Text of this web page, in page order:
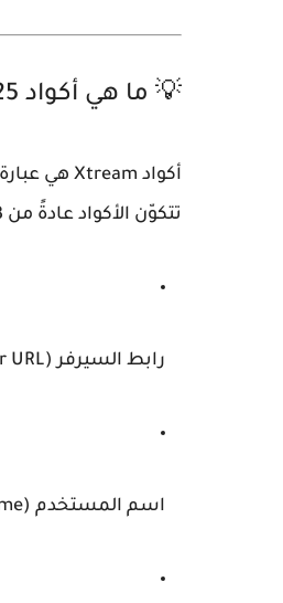
💡 ما هي أكواد Xtream IPTV Code 2025؟
أكواد Xtream هي عبارة عن
تتكوّن الأكواد عادةً من 3 عناصر رئيسية:
رابط السيرفر (Server URL)
اسم المستخدم (Username)